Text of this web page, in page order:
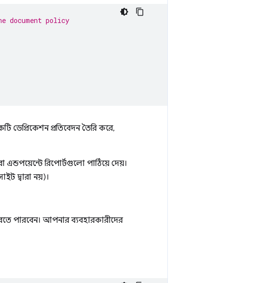
document policy
ডেপ্রিকেশন প্রতিবেদন তৈরি করে,
এন্ডপয়েন্টে রিপোর্টগুলো পাঠিয়ে দেয়।
দ্বারা নয়)।
পারবেন। আপনার ব্যবহারকারীদের